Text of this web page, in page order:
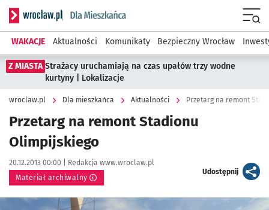
Serwis informacyjny wroclaw.pl podserwis: Dla mieszkańca
WAKACJE Aktualności Komunikaty Bezpieczny Wrocław
Z MIASTA Strażacy uruchamiają na czas upałów trzy wodne
kurtyny | Lokalizacje
wroclaw.pl Dla mieszkańca Aktualności Przetarg na remont
Przetarg na remont Stadionu
Olimpijskiego
Data publikacji:
20.12.2013 00:00 | Autor:
Redakcja www.wroclaw.pl
Materiał archiwalny
Udostępnijartykuł
Kliknij, aby powiększyć